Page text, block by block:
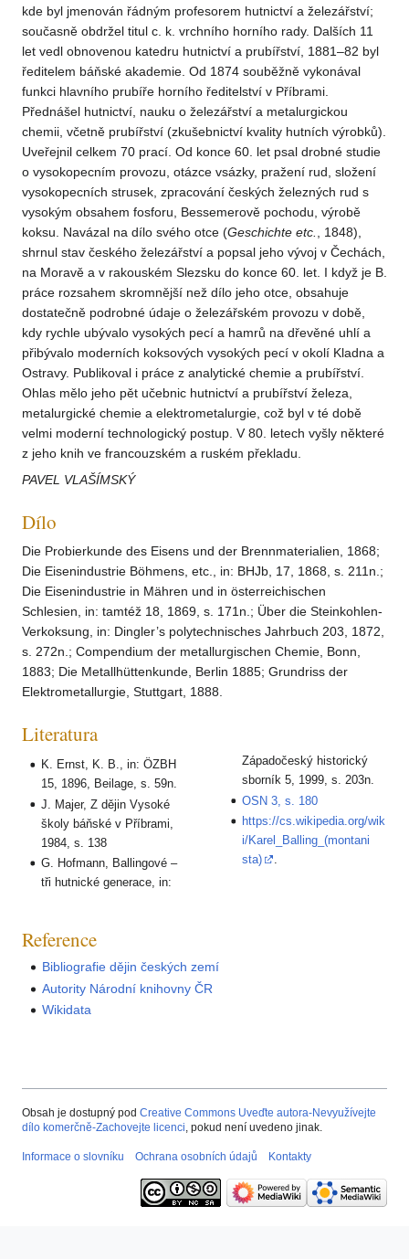
kde byl jmenován řádným profesorem hutnictví a železářství;
současně obdržel titul c. k. vrchního horního rady. Dalších 11
let vedl obnovenou katedru hutnictví a prubířství, 1881–82 byl
ředitelem báňské akademie. Od 1874 souběžně vykonával
funkci hlavního prubíře horního ředitelství v Příbrami.
Přednášel hutnictví, nauku o železářství a metalurgickou
chemii, včetně prubířství (zkušebnictví kvality hutních výrobků).
Uveřejnil celkem 70 prací. Od konce 60. let psal drobné studie
o vysokopecním provozu, otázce vsázky, pražení rud, složení
vysokopecních strusek, zpracování českých železných rud s
vysokým obsahem fosforu, Bessemerově pochodu, výrobě
koksu. Navázal na dílo svého otce (Geschichte etc.
, 1848),
shrnul stav českého železářství a popsal jeho vývoj v Čechách,
na Moravě a v rakouském Slezsku do konce 60. let. I když je B.
práce rozsahem skromnější než dílo jeho otce, obsahuje
dostatečně podrobné údaje o železářském provozu v době,
kdy rychle ubývalo vysokých pecí a hamrů na dřevěné uhlí a
přibývalo moderních koksových vysokých pecí v okolí Kladna a
Ostravy. Publikoval i práce z analytické chemie a prubířství.
Ohlas mělo jeho pět učebnic hutnictví a prubířství železa,
metalurgické chemie a elektrometalurgie, což byl v té době
velmi moderní technologický postup. V 80. letech vyšly některé
z jeho knih ve francouzském a ruském překladu.
PAVEL VLAŠÍMSKÝ
Dílo
Die Probierkunde des Eisens und der Brennmaterialien, 1868;
Die Eisenindustrie Böhmens, etc., in: BHJb, 17, 1868, s. 211n.;
Die Eisenindustrie in Mähren und in österreichischen
Schlesien, in: tamtéž 18, 1869, s. 171n.; Über die Steinkohlen-
Verkoksung, in: Dingler’s polytechnisches Jahrbuch 203, 1872,
s. 272n.; Compendium der metallurgischen Chemie, Bonn,
1883; Die Metallhüttenkunde, Berlin 1885; Grundriss der
Elektrometallurgie, Stuttgart, 1888.
Literatura
K. Ernst, K. B., in: ÖZBH
15, 1896, Beilage, s. 59n.
J. Majer, Z dějin Vysoké
školy báňské v Příbrami,
1984, s. 138
G. Hofmann, Ballingové –
tři hutnické generace, in:
Západočeský historický
sborník 5, 1999, s. 203n.
OSN 3, s. 180
https://cs.wikipedia.org/wik
i/Karel_Balling_(montani
sta)
Reference
Bibliografie dějin českých zemí
Autority Národní knihovny ČR
Wikidata
Obsah je dostupný pod Creative Commons Uveďte autora-Nevyužívejte
dílo komerčně-Zachovejte licenci, pokud není uvedeno jinak.
Informace o slovníku Ochrana osobních údajů Kontakty